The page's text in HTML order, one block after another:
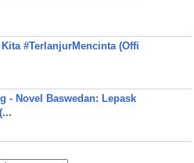
#TerlanjurMencinta (Offi
- Novel Baswedan: Lepask